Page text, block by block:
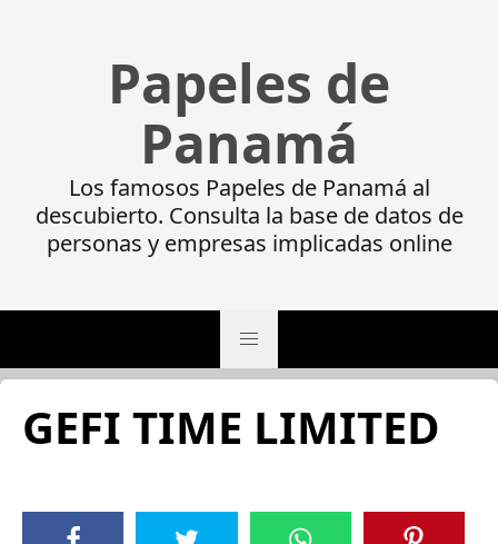
Papeles de
Panamá
Los famosos Papeles de Panamá al
descubierto. Consulta la base de datos de
personas y empresas implicadas online
GEFI TIME LIMITED